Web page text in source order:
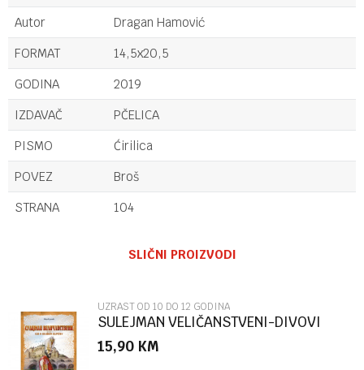
Autor
Dragan Hamović
FORMAT
14,5x20,5
GODINA
2019
IZDAVAČ
PČELICA
PISMO
Ćirilica
POVEZ
Broš
STRANA
104
Poruka
SLIČNI PROIZVODI
UZRAST OD 10 DO 12 GODINA
SULEJMAN VELIČANSTVENI-DIVOVI
PROŠLOSTI
15,90 KM